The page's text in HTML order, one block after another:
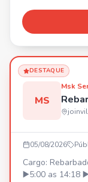
Disponibilidade
operador Benefícios: • 💰 Vale alimentação R$ 620,60 •
DESTAQUE
MS
Msk
05/08/2026
Cargo:
▶️5:00 as 14:18 ▶️7:30 as 17:00 💰*Salário:* R$ 2250,00.